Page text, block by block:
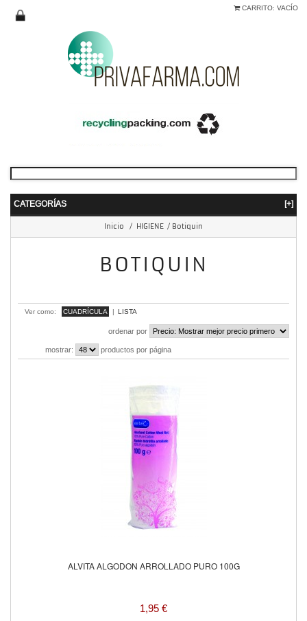
CARRITO: VACÍO
CATEGORÍAS [+]
Inicio / HIGIENE / Botiquin
BOTIQUIN
Ver como: CUADRÍCULA | LISTA
ordenar por
mostrar:
productos por página
ALVITA ALGODON ARROLLADO PURO 100G
1,95 €